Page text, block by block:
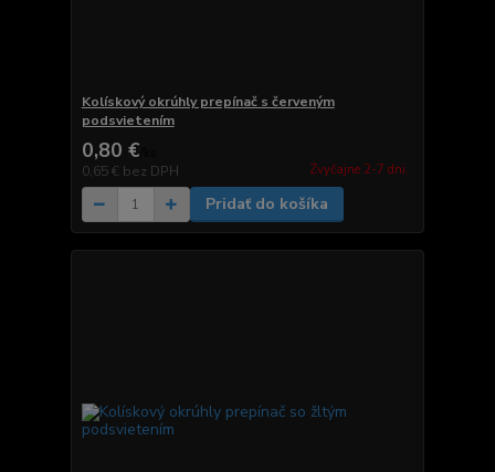
Kolískový okrúhly prepínač s červeným
podsvietením
0,80 €
0,65 € bez DPH Zvyčajne 2-7 dni.
Pridať do košíka